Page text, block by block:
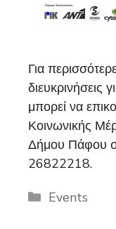
Για
διευκρινήσεις
μπορεί να
Κοινωνικής
Δήμου Πάφου
26822218.
Categories
Events